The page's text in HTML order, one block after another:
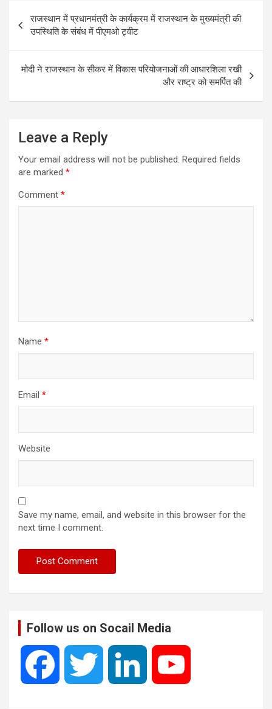
k
navigation
राजस्थान में प्रधानमंत्री के कार्यक्रम में राजस्थान के मुख्यमंत्री की
उपस्थिति के संबंध में पीएमओ ट्वीट
मोदी ने राजस्थान के सीकर में विकास परियोजनाओं की आधारशिला रखी
और राष्ट्र को समर्पित की
Leave a Reply
Your email address will not be published. Required fields
are marked *
Comment *
Name *
Email *
Website
Save my name, email, and website in this browser for the
next time I comment.
Follow us on Socail Media